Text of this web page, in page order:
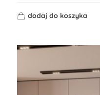
dodaj do koszyka